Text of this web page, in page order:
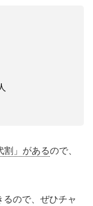
割」があるので、
ので、ぜひチャ